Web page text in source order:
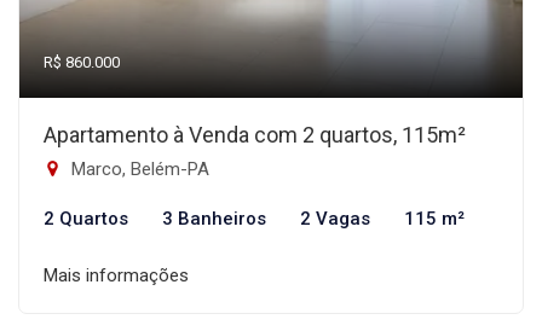
R$ 860.000
Apartamento à Venda com 2 quartos, 115m²
Marco, Belém-PA
2 Quartos 3 Banheiros 2 Vagas 115 m²
Mais informações